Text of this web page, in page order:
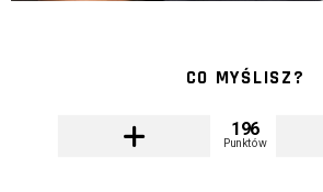
CO MYŚLISZ?
196
Punktów